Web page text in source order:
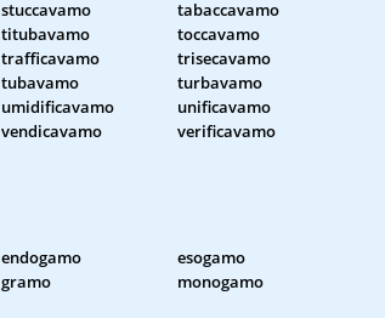
stuccavamo
tabaccavamo
titubavamo
toccavamo
trafficavamo
trisecavamo
tubavamo
turbavamo
umidificavamo
unificavamo
vendicavamo
verificavamo
endogamo
esogamo
gramo
monogamo